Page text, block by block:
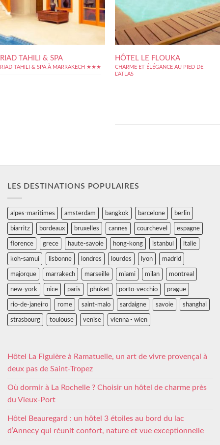
RIAD TAHILI & SPA
RIAD TAHILI & SPA À MARRAKECH ★★★
HÔTEL LE FLOUKA
CHARME ET ÉLÉGANCE AU PIED DE
L'ATLAS
LES DESTINATIONS POPULAIRES
alpes-maritimes amsterdam bangkok barcelone berlin
biarritz bordeaux bruxelles cannes courchevel espagne
florence grece haute-savoie hong-kong istanbul italie
koh-samui lisbonne londres lourdes lyon madrid
majorque marrakech marseille miami milan montreal
new-york nice paris phuket porto-vecchio prague
rio-de-janeiro rome saint-malo sardaigne savoie shanghai
strasbourg toulouse venise vienna - wien
Hôtel La Figuière à Ramatuelle, un art de vivre provençal à
deux pas de Saint-Tropez
Où dormir à La Rochelle ? Choisir un hôtel de charme près
du Vieux-Port
Hôtel Beauregard : un hôtel 3 étoiles au bord du lac
d’Annecy qui réunit confort, nature et vue exceptionnelle